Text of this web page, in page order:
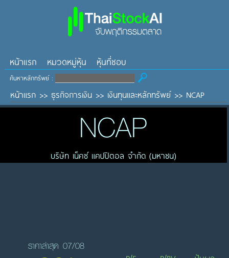
หน้าแรก หมวดหมู่หุ้น หุ้นที่ชอบ
ค้นหาหลักทรัพย์ :
หน้าแรก >> ธุรกิจการเงิน >> เงินทุนและหลักทรัพย์>> NCAP
NCAP
บริษัท เน็คซ์ แคปปิตอล จำกัด (มหาชน)
ราคาล่าสุด 07/08